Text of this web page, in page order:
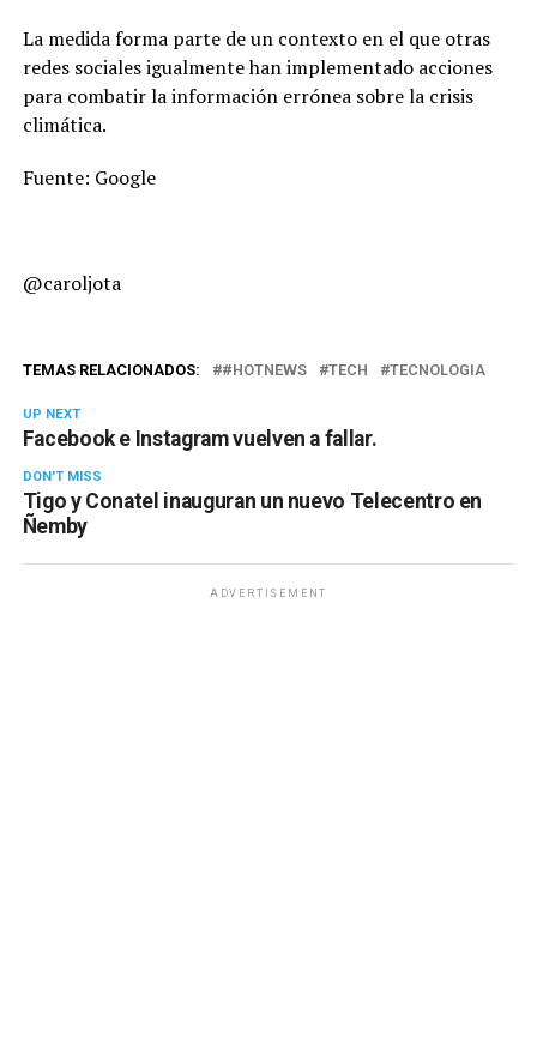
La medida forma parte de un contexto en el que otras
redes sociales igualmente han implementado acciones
para combatir la información errónea sobre la crisis
climática.
Fuente: Google
@caroljota
TEMAS RELACIONADOS: #HOTNEWS TECH TECNOLOGIA
UP NEXT
Facebook e Instagram vuelven a fallar.
DON'T MISS
Tigo y Conatel inauguran un nuevo Telecentro en
Ñemby
ADVERTISEMENT